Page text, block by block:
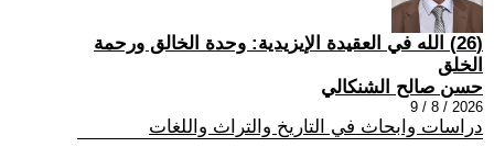
(26) الله في العقيدة الإيزيدية: وحدة الخالق ورحمة
الخلق
حسن صالح الشنكالي
2026 / 8 / 9
دراسات وابحاث في التاريخ والتراث واللغات